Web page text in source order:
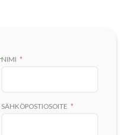
NIMI
SÄHKÖPOSTIOSOITE